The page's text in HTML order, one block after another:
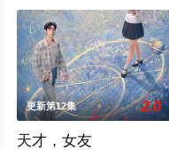
更新第12集 2.0
天才，女友